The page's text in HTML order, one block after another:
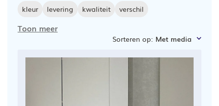
kleur levering kwaliteit verschil
Toon meer
Sorteren op: Met media